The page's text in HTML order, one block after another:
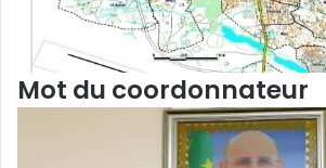
Mot du coordonnateur